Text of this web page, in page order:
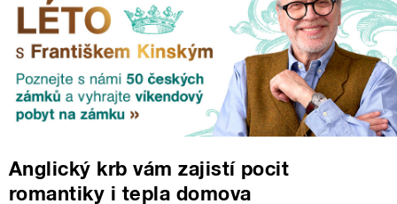
Anglický krb vám zajistí pocit
romantiky i tepla domova